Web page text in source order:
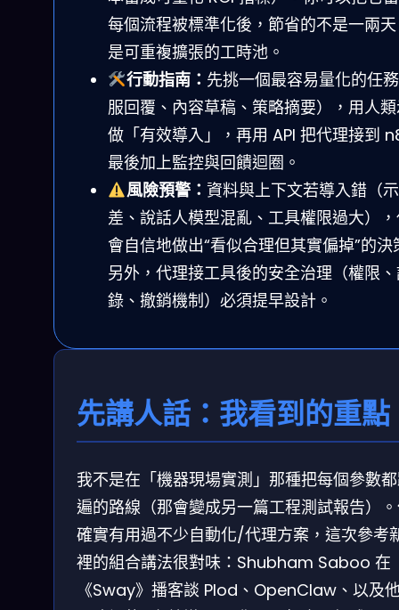
每個流程被標準化後，節省的不是一兩
是可重複擴張的工時池。
行動指南： 先挑一個最容易量化的任
服回覆、內容草稿、策略摘要），用人
做「有效導入」，再用 API 把代理接到
最後加上監控與回饋迴圈。
風險預警： 資料與上下文若導入錯（
差、說話人模型混亂、工具權限過大）
會自信地做出“看似合理但其實偏掉”的決
另外，代理接工具後的安全治理（權限
錄、撤銷機制）必須提早設計。
先講人話：我看到的重點
我不是在「機器現場實測」那種把每個參數
遍的路線（那會變成另一篇工程測試報告）
確實有用過不少自動化/代理方案，這次參考
裡的組合講法很對味：Shubham Saboo 在
《Sway》播客談 Plod、OpenClaw、以及